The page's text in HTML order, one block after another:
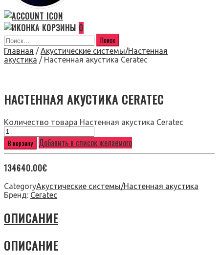
0
Главная / Акустические системы/Настенная
акустика / Настенная акустика Ceratec
НАСТЕННАЯ АКУСТИКА CERATEC
Количество товара Настенная акустика Ceratec
В корзину Добавить в список желаемого
134640.00€
CategoryАкустические системы/Настенная акустика
Бренд: Ceratec
ОПИСАНИЕ
ОПИСАНИЕ